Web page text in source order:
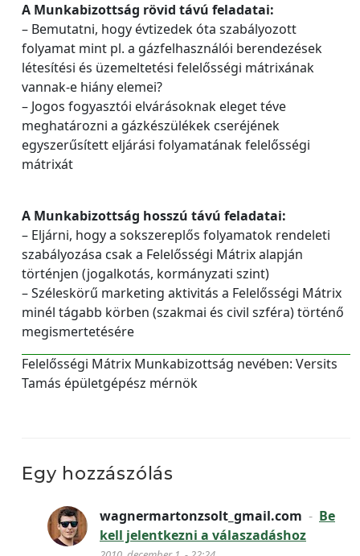
A Munkabizottság rövid távú feladatai:
– Bemutatni, hogy évtizedek óta szabályozott
folyamat mint pl. a gázfelhasználói berendezések
létesítési és üzemeltetési felelősségi mátrixának
vannak-e hiány elemei?
– Jogos fogyasztói elvárásoknak eleget téve
meghatározni a gázkészülékek cseréjének
egyszerűsített eljárási folyamatának felelősségi
mátrixát
A Munkabizottság hosszú távú feladatai:
– Eljárni, hogy a sokszereplős folyamatok rendeleti
szabályozása csak a Felelősségi Mátrix alapján
történjen (jogalkotás, kormányzati szint)
– Széleskörű marketing aktivitás a Felelősségi Mátrix
minél tágabb körben (szakmai és civil szféra) történő
megismertetésére
Felelősségi Mátrix Munkabizottság nevében: Versits
Tamás épületgépész mérnök
Egy hozzászólás
wagnermartonzsolt_gmail.com - Be
kell jelentkezni a válaszadáshoz